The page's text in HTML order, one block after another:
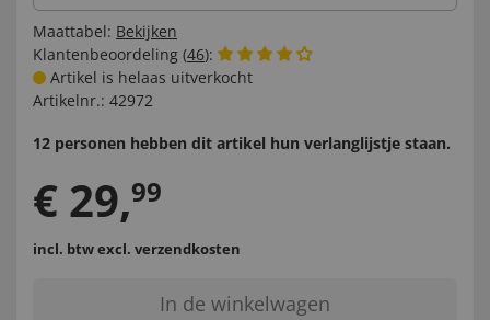
Maattabel: Bekijken
Klantenbeoordeling (46):
Artikel is helaas uitverkocht
Artikelnr.: 42972
12 personen hebben dit artikel hun verlanglijstje staan.
€ 29,99
incl. btwexcl. verzendkosten
In de winkelwagen